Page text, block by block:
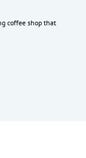
coffee shop that